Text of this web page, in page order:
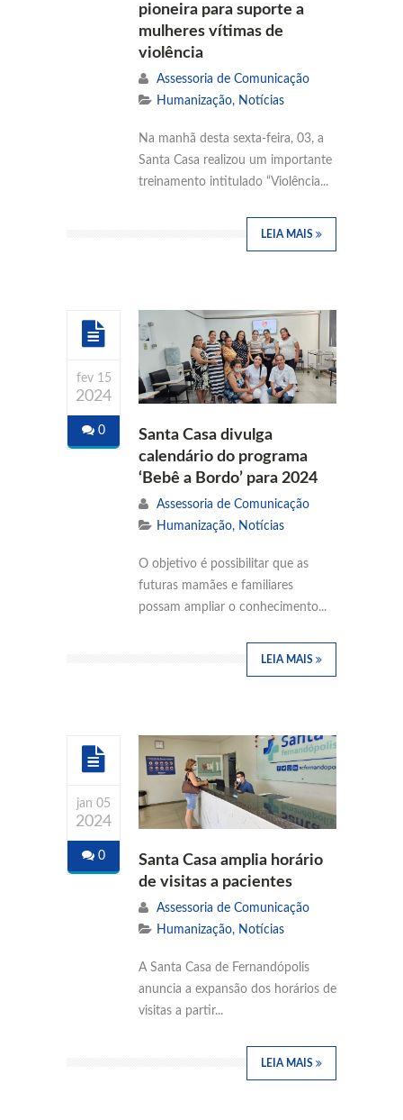
pioneira para suporte a
mulheres vítimas de
violência
Assessoria de Comunicação
Humanização, Notícias
Na manhã desta sexta-feira, 03, a
Santa Casa realizou um importante
treinamento intitulado “Violência...
LEIA MAIS
fev 15
2024
0
Santa Casa divulga
calendário do programa
‘Bebê a Bordo’ para 2024
Assessoria de Comunicação
Humanização, Notícias
O objetivo é possibilitar que as
futuras mamães e familiares
possam ampliar o conhecimento...
LEIA MAIS
jan 05
2024
0
Santa Casa amplia horário
de visitas a pacientes
Assessoria de Comunicação
Humanização, Notícias
A Santa Casa de Fernandópolis
anuncia a expansão dos horários de
visitas a partir...
LEIA MAIS